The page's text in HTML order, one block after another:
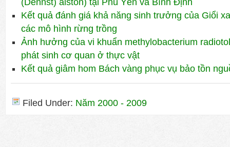
(Dennst) alston) tại Phú Yên và Bình Định
Kết quả đánh giá khả năng sinh trưởng của Giổi
các mô hình rừng trồng
Ảnh hưởng của vi khuẩn methylobacterium
phát sinh cơ quan ở thực vật
Kết quả giâm hom Bách vàng phục vụ bảo tồn
Filed Under: Năm 2000 - 2009